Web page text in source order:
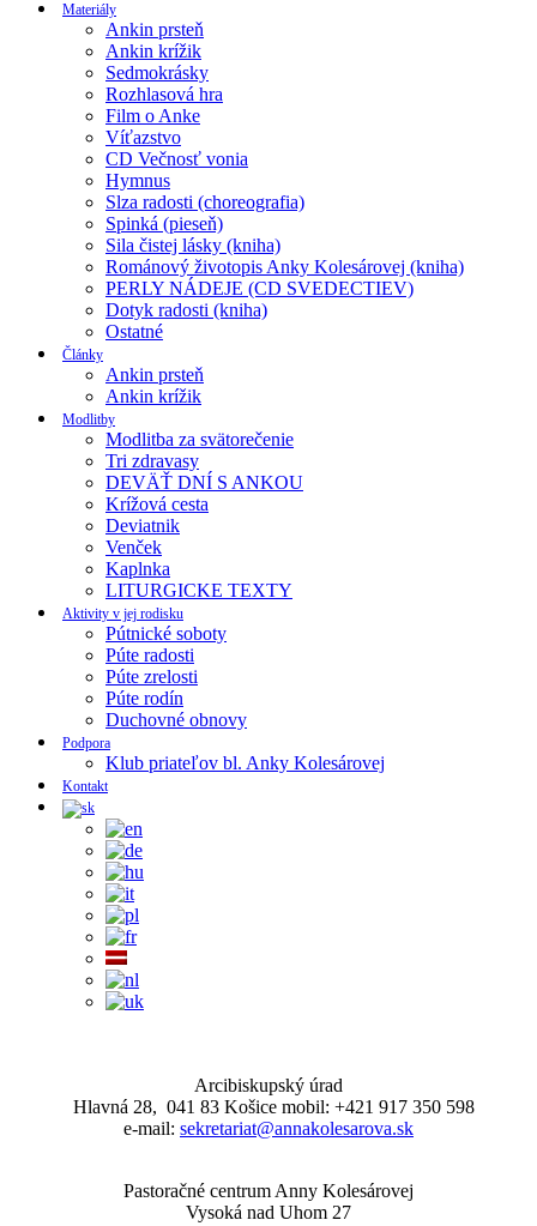
Materiály
Ankin prsteň
Ankin krížik
Sedmokrásky
Rozhlasová hra
Film o Anke
Víťazstvo
CD Večnosť vonia
Hymnus
Slza radosti (choreografia)
Spinká (pieseň)
Sila čistej lásky (kniha)
Románový životopis Anky Kolesárovej (kniha)
PERLY NÁDEJE (CD SVEDECTIEV)
Dotyk radosti (kniha)
Ostatné
Články
Ankin prsteň
Ankin krížik
Modlitby
Modlitba za svätorečenie
Tri zdravasy
DEVÄŤ DNÍ S ANKOU
Krížová cesta
Deviatnik
Venček
Kaplnka
LITURGICKE TEXTY
Aktivity v jej rodisku
Pútnické soboty
Púte radosti
Púte zrelosti
Púte rodín
Duchovné obnovy
Podpora
Klub priateľov bl. Anky Kolesárovej
Kontakt
Arcibiskupský úrad
Hlavná 28, 041 83 Košice mobil: +421 917 350 598
e-mail: sekretariat@annakolesarova.sk
Pastoračné centrum Anny Kolesárovej
Vysoká nad Uhom 27